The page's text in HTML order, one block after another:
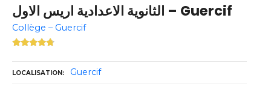
الثانوية الاعدادية اريس الاول – Guercif
Collège – Guercif
LOCALISATION Guercif